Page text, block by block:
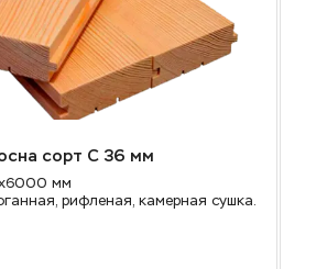
сорт С 36 мм
мм
рифленая, камерная сушка.